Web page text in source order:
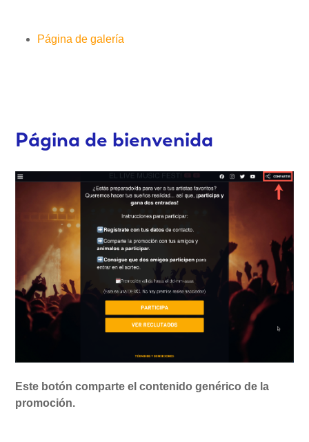
Página de galería
Página de bienvenida
Este botón comparte el contenido genérico de la
promoción.